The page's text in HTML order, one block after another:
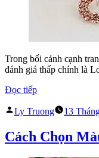
Trong bối cảnh cạnh
đánh giá thấp chính là
Đọc tiếp“Logo
Túi
–
Điểm
Đăng
Ly Truong 13
Cách Chọn